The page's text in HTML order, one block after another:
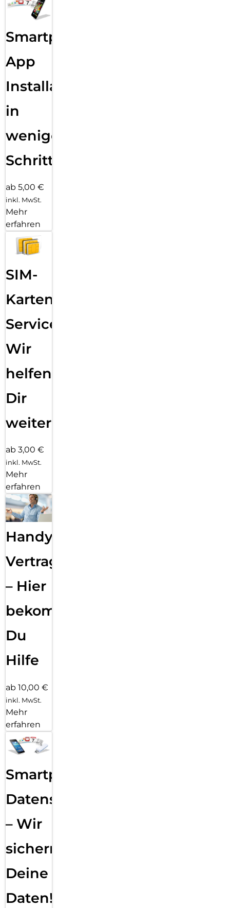
einfach anpassbaren Zifferblättern und einer großen Auswahl
an Armbändern in unterschiedlichen Farben, Stilen und
Smartphone
App
Installation
in
wenigen
Schritten
ab 5,00 €
inkl. MwSt.
Mehr
erfahren
SIM-
Karten
Service:
Wir
helfen
Dir
weiter
ab 3,00 €
inkl. MwSt.
Mehr
erfahren
Handy
Vertragsabwicklung
– Hier
bekommst
Du
Hilfe
ab 10,00 €
inkl. MwSt.
Mehr
erfahren
Smartphone
Datensicherung
– Wir
sichern
Deine
Daten!